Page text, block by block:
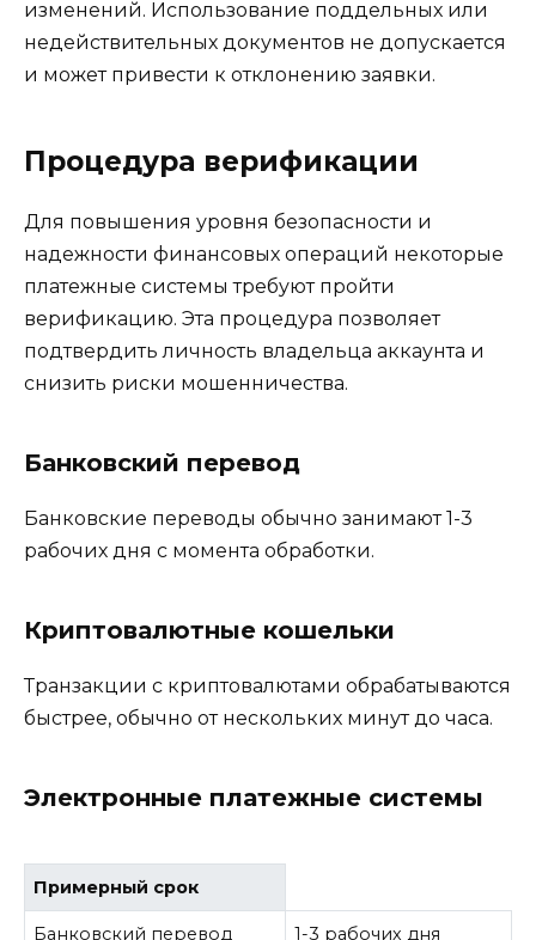
изменений. Использование поддельных или
недействительных документов не допускается
и может привести к отклонению заявки.
Процедура верификации
Для повышения уровня безопасности и
надежности финансовых операций некоторые
платежные системы требуют пройти
верификацию. Эта процедура позволяет
подтвердить личность владельца аккаунта и
снизить риски мошенничества.
Банковский перевод
Банковские переводы обычно занимают 1-3
рабочих дня с момента обработки.
Криптовалютные кошельки
Транзакции с криптовалютами обрабатываются
быстрее, обычно от нескольких минут до часа.
Электронные платежные системы
Примерный срок
Банковский перевод 1-3 рабочих дня